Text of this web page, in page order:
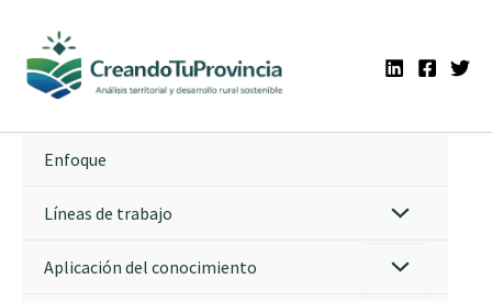
contenido
Enfoque
Líneas de trabajo
Aplicación del conocimiento